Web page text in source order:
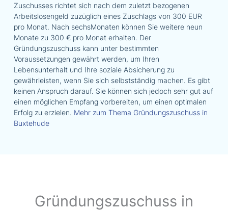
Zuschusses richtet sich nach dem zuletzt bezogenen
Arbeitslosengeld zuzüglich eines Zuschlags von 300 EUR
pro Monat. Nach sechsMonaten können Sie weitere neun
Monate zu 300 € pro Monat erhalten. Der
Gründungszuschuss kann unter bestimmten
Voraussetzungen gewährt werden, um Ihren
Lebensunterhalt und Ihre soziale Absicherung zu
gewährleisten, wenn Sie sich selbstständig machen. Es gibt
keinen Anspruch darauf. Sie können sich jedoch sehr gut auf
einen möglichen Empfang vorbereiten, um einen optimalen
Erfolg zu erzielen. Mehr zum Thema Gründungszuschuss in
Buxtehude
Gründungszuschuss in